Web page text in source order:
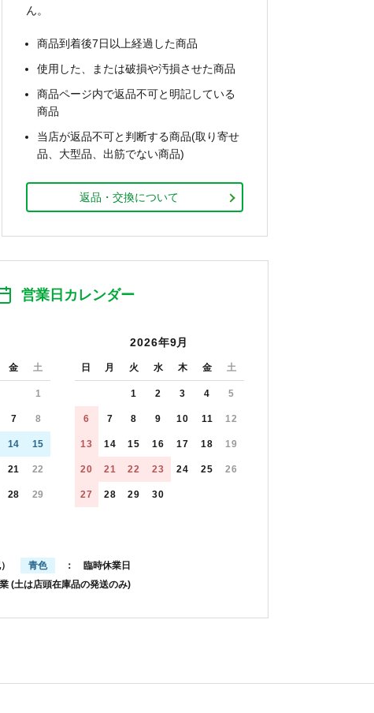
ん。
商品到着後7日以上経過した商品
使用した、または破損や汚損させた商品
商品ページ内で返品不可と明記している
商品
当店が返品不可と判断する商品(取り寄せ
品、大型品、出筋でない商品)
返品・交換について
営業日カレンダー
金 土
1
7 8
14 15
21 22
28 29
2026年9月
日 月 火 水 木 金 土
1 2 3 4 5
6 7 8 9 10 11 12
13 14 15 16 17 18 19
20 21 22 23 24 25 26
27 28 29 30
青色
： 臨時休業日
(土は店頭在庫品の発送のみ)